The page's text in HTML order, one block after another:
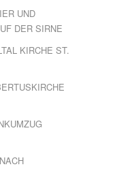
UND
DER SIRNE
KIRCHE ST.